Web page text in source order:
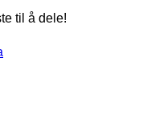
til å dele!